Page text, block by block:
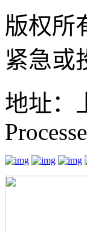
版权所
紧急或
地址：